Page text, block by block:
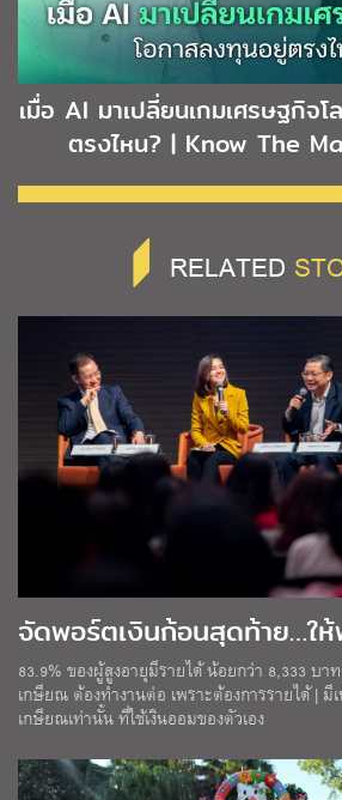
เมื่อ AI มาเปลี่ยนเกมเศรษฐกิจ
ตรงไหน? | Know The
RELATED
จัดพอร์ตเงินก้อนสุดท้าย…ให้
83.9% ของผู้สูงอายุมีรายได้ น้อยกว่า 8,333 บา
เกษียณ ต้องทำงานต่อ เพราะต้องการรายได้ | มี
เกษียณเท่านั้น ที่ใช้เงินออมของตัวเอง